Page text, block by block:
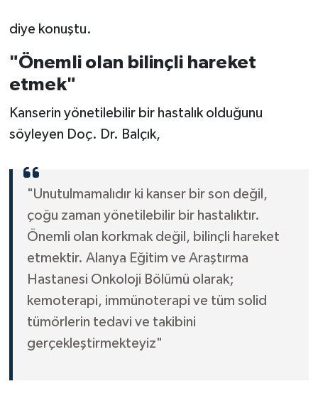
diye konuştu.
"Önemli olan bilinçli hareket
etmek"
Kanserin yönetilebilir bir hastalık olduğunu
söyleyen Doç. Dr. Balçık,
"Unutulmamalıdır ki kanser bir son değil,
çoğu zaman yönetilebilir bir hastalıktır.
Önemli olan korkmak değil, bilinçli hareket
etmektir. Alanya Eğitim ve Araştırma
Hastanesi Onkoloji Bölümü olarak;
kemoterapi, immünoterapi ve tüm solid
tümörlerin tedavi ve takibini
gerçekleştirmekteyiz"